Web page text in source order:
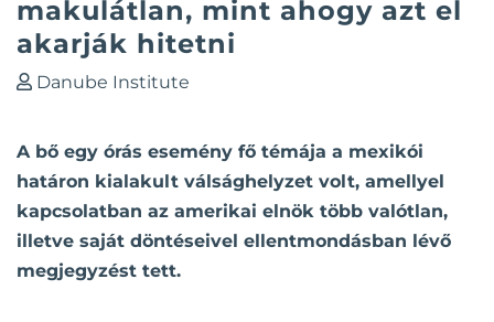
makulátlan, mint ahogy azt el
akarják hitetni
Danube Institute
A bő egy órás esemény fő témája a mexikói
határon kialakult válsághelyzet volt, amellyel
kapcsolatban az amerikai elnök több valótlan,
illetve saját döntéseivel ellentmondásban lévő
megjegyzést tett.